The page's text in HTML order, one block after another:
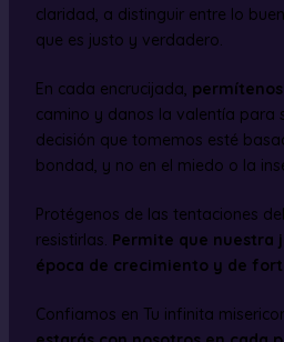
claridad, a distinguir entre lo
que es justo y verdadero.
En cada encrucijada,
camino y danos la valentía para
decisión que tomemos esté
bondad, y no en el miedo o la
Protégenos de las tentaciones
resistirlas. Permite que nuestra
época de crecimiento y de
Confiamos en Tu infinita